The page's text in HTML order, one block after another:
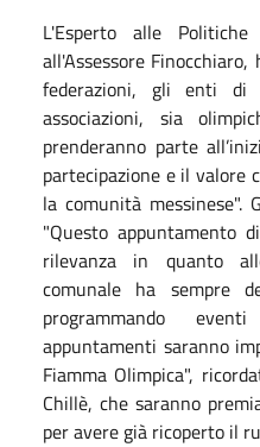
L'Esperto alle
all'Assessore
federazioni, gli enti di
associazioni, sia
prenderanno parte
partecipazione e il valore
la comunità messinese".
"Questo appuntamento
rilevanza in quanto
comunale ha sempre
programmando
appuntamenti saranno
Fiamma Olimpica",
Chillè, che saranno
per avere già ricoperto il